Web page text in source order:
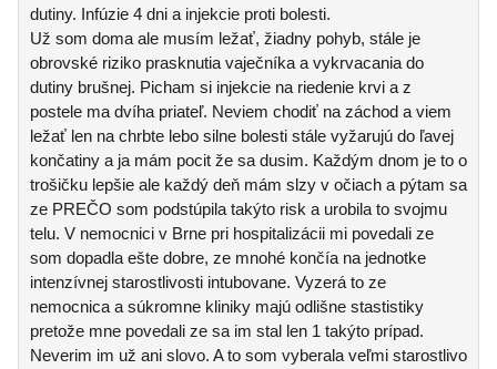
dutiny. Infúzie 4 dni a injekcie proti bolesti.
Už som doma ale musím ležať, žiadny pohyb, stále je
obrovské riziko prasknutia vaječníka a vykrvacania do
dutiny brušnej. Picham si injekcie na riedenie krvi a z
postele ma dvíha priateľ. Neviem chodiť na záchod a viem
ležať len na chrbte lebo silne bolesti stále vyžarujú do ľavej
končatiny a ja mám pocit že sa dusim. Každým dnom je to o
trošičku lepšie ale každý deň mám slzy v očiach a pýtam sa
ze PREČO som podstúpila takýto risk a urobila to svojmu
telu. V nemocnici v Brne pri hospitalizácii mi povedali ze
som dopadla ešte dobre, ze mnohé končía na jednotke
intenzívnej starostlivosti intubovane. Vyzerá to ze
nemocnica a súkromne kliniky majú odlišne stastistiky
pretože mne povedali ze sa im stal len 1 takýto prípad.
Neverim im už ani slovo. A to som vyberala veľmi starostlivo